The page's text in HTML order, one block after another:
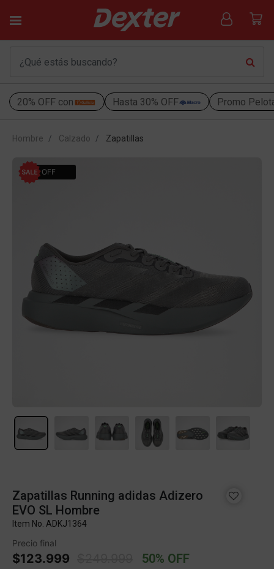
20% OFF con Hasta 30% OFF Promo
Hombre Calzado Zapatillas
50% OFF
Zapatillas Running adidas Adizero
EVO SL Hombre
Item No. ADKJ1364
Precio final
$123.999 Price reduced from
50% OFF